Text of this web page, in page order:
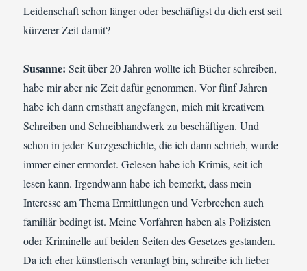
Leidenschaft schon länger oder beschäftigst du dich erst seit
kürzerer Zeit damit?
Susanne: Seit über 20 Jahren wollte ich Bücher schreiben,
habe mir aber nie Zeit dafür genommen. Vor fünf Jahren
habe ich dann ernsthaft angefangen, mich mit kreativem
Schreiben und Schreibhandwerk zu beschäftigen. Und
schon in jeder Kurzgeschichte, die ich dann schrieb, wurde
immer einer ermordet. Gelesen habe ich Krimis, seit ich
lesen kann. Irgendwann habe ich bemerkt, dass mein
Interesse am Thema Ermittlungen und Verbrechen auch
familiär bedingt ist. Meine Vorfahren haben als Polizisten
oder Kriminelle auf beiden Seiten des Gesetzes gestanden.
Da ich eher künstlerisch veranlagt bin, schreibe ich lieber